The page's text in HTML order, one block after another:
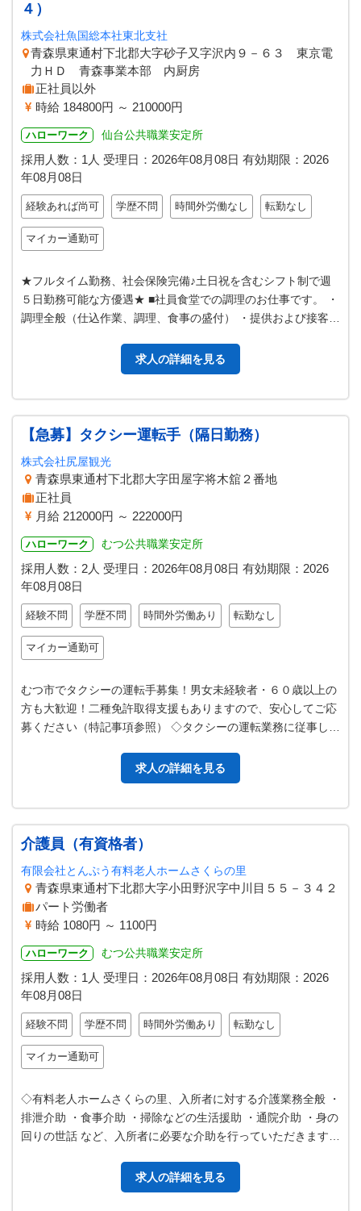
４）
株式会社魚国総本社東北支社
青森県東通村下北郡大字砂子又字沢内９－６３ 東京電
力ＨＤ 青森事業本部 内厨房
正社員以外
時給 184800円 ～ 210000円
ハローワーク 仙台公共職業安定所
採用人数：1人 受理日： 2026年08月08日 有効期限： 2026
年08月08日
経験あれば尚可 学歴不問 時間外労働なし 転勤なし
マイカー通勤可
★フルタイム勤務、社会保険完備♪土日祝を含むシフト制で週
５日勤務可能な方優遇★ ■社員食堂での調理のお仕事です。 ・
調理全般（仕込作業、調理、食事の盛付） ・提供および接客
求人の詳細を見る
【急募】タクシー運転手（隔日勤務）
株式会社尻屋観光
青森県東通村下北郡大字田屋字将木舘２番地
正社員
月給 212000円 ～ 222000円
ハローワーク むつ公共職業安定所
採用人数：2人 受理日： 2026年08月08日 有効期限： 2026
年08月08日
経験不問 学歴不問 時間外労働あり 転勤なし
マイカー通勤可
むつ市でタクシーの運転手募集！男女未経験者・６０歳以上の
方も大歓迎！二種免許取得支援もありますので、安心してご応
募ください（特記事項参照） ◇タクシーの運転業務に従事して
求人の詳細を見る
介護員（有資格者）
有限会社とんぷう有料老人ホームさくらの里
青森県東通村下北郡大字小田野沢字中川目５５－３４２
パート労働者
時給 1080円 ～ 1100円
ハローワーク むつ公共職業安定所
採用人数：1人 受理日： 2026年08月08日 有効期限： 2026
年08月08日
経験不問 学歴不問 時間外労働あり 転勤なし
マイカー通勤可
◇有料老人ホームさくらの里、入所者に対する介護業務全般 ・
排泄介助 ・食事介助 ・掃除などの生活援助 ・通院介助 ・身の
回りの世話 など、入所者に必要な介助を行っていただきます。
求人の詳細を見る